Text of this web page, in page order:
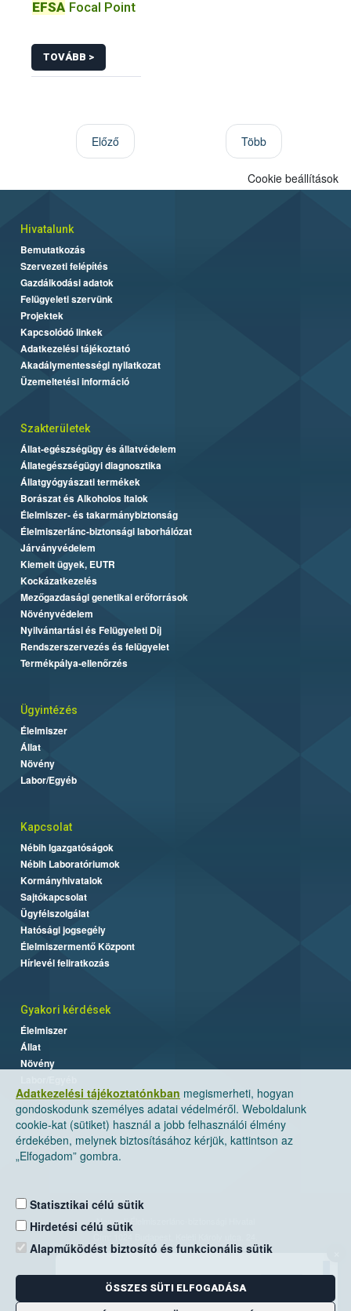
EFSA Focal Point
TOVÁBB >
Előző Több
Adatkezelési tájékoztatónkban megismerheti, hogyan
gondoskodunk személyes adatai védelméről. Weboldalunk
cookie-kat (sütiket) használ a jobb felhasználói élmény
érdekében, melynek biztosításához kérjük, kattintson az
„Elfogadom” gombra.
Statisztikai célú sütik
Hirdetési célú sütik
Alapműködést biztosító és funkcionális sütik
ÖSSZES SÜTI ELFOGADÁSA
Cookie beállítások
Hivatalunk
Bemutatkozás
Szervezeti felépítés
Gazdálkodási adatok
Felügyeleti szervünk
Projektek
Kapcsolódó linkek
Adatkezelési tájékoztató
Akadálymentességi nyilatkozat
Üzemeltetési információ
Szakterületek
Állat-egészségügy és állatvédelem
Állategészségügyi diagnosztika
Állatgyógyászati termékek
Borászat és Alkoholos Italok
Élelmiszer- és takarmánybiztonság
Élelmiszerlánc-biztonsági laborhálózat
Járványvédelem
Kiemelt ügyek, EUTR
Kockázatkezelés
Mezőgazdasági genetikai erőforrások
Növényvédelem
Nyilvántartási és Felügyeleti Díj
Rendszerszervezés és felügyelet
Termékpálya-ellenőrzés
Ügyintézés
Élelmiszer
Állat
Növény
Labor/Egyéb
Kapcsolat
Nébih Igazgatóságok
Nébih Laboratóriumok
Kormányhivatalok
Sajtókapcsolat
Ügyfélszolgálat
Hatósági jogsegély
Élelmiszermentő Központ
Hírlevél feliratkozás
Gyakori kérdések
Élelmiszer
Állat
Növény
Nemzeti Élelmiszerlánc-biztonsági Hivatal
Levelezési cím: 1525 Budapest. Pf. 30.
E-mail:ugyfelszolgalat@nebih.gov.hu